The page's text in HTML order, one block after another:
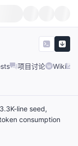
项目讨论 Wiki
line seed,
consumption